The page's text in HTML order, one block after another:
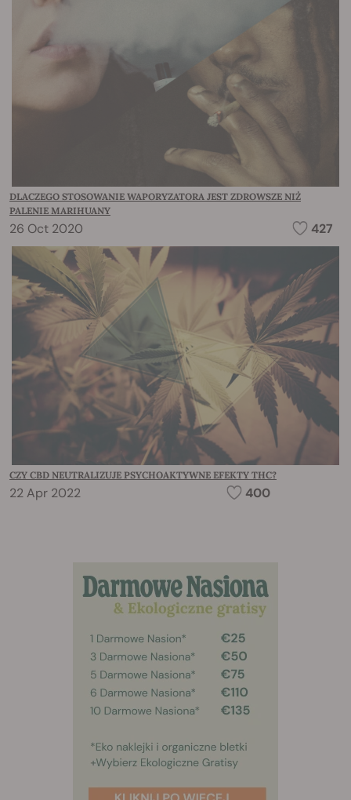
DLACZEGO STOSOWANIE WAPORYZATORA JEST ZDROWSZE NIŻ
PALENIE MARIHUANY
26 Oct 2020 427
CZY CBD NEUTRALIZUJE PSYCHOAKTYWNE EFEKTY THC?
22 Apr 2022 400